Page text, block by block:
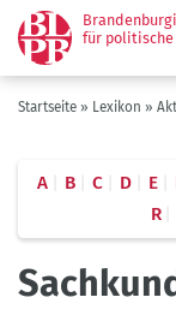
Direkt
zum
Inhalt
für
Pfadnavigation
Startseite Lexikon
A B C D E
R